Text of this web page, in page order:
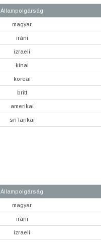
Állampolgárság
magyar
iráni
izraeli
kínai
koreai
britt
amerikai
srí lankai
Állampolgárság
magyar
iráni
izraeli